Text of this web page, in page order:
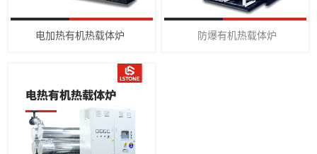
电加热有机热载体炉 防爆有机热载体炉